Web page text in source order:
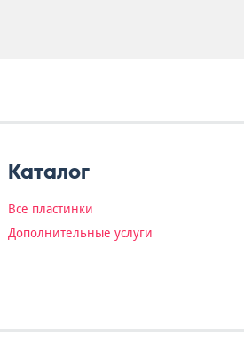
Каталог
Все пластинки
Дополнительные услуги